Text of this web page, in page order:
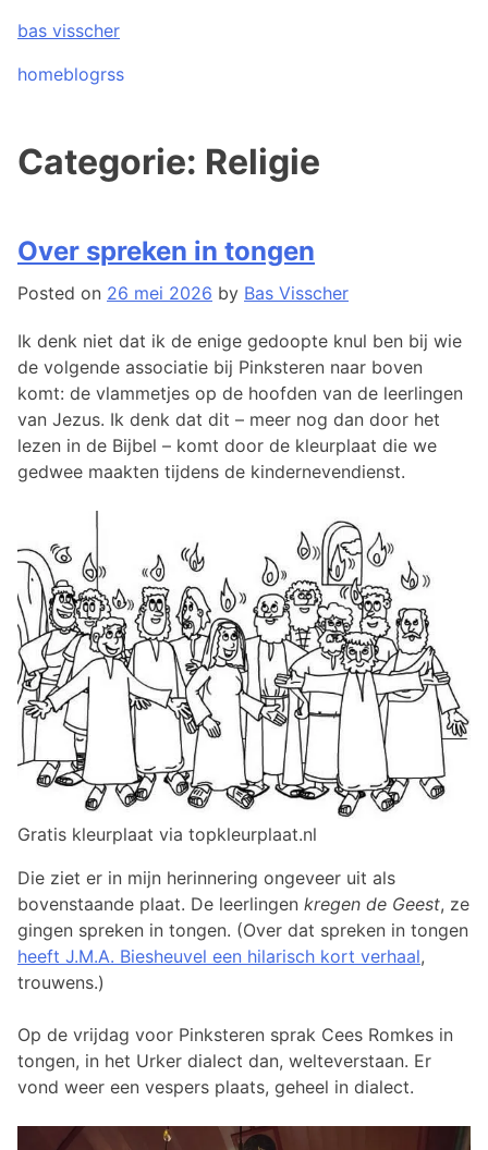
to
content
bas visscher
homeblogrss
Categorie: Religie
Over spreken in tongen
Posted on 26 mei 2026 by Bas Visscher
Ik denk niet dat ik de enige gedoopte knul ben bij wie
de volgende associatie bij Pinksteren naar boven
komt: de vlammetjes op de hoofden van de leerlingen
van Jezus. Ik denk dat dit – meer nog dan door het
lezen in de Bijbel – komt door de kleurplaat die we
gedwee maakten tijdens de kindernevendienst.
Gratis kleurplaat via topkleurplaat.nl
Die ziet er in mijn herinnering ongeveer uit als
bovenstaande plaat. De leerlingen kregen de Geest, ze
gingen spreken in tongen. (Over dat spreken in tongen
heeft J.M.A. Biesheuvel een hilarisch kort verhaal,
trouwens.)
Op de vrijdag voor Pinksteren sprak Cees Romkes in
tongen, in het Urker dialect dan, welteverstaan. Er
vond weer een vespers plaats, geheel in dialect.